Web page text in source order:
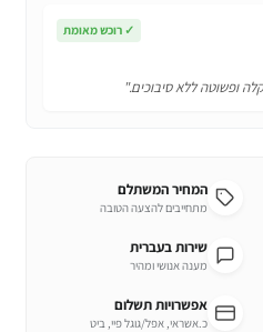
✓ רוכש מאומת
ופשוטה ללא סיבוכים."
המחיר המשתלם
מתחייבים להצעה הטובה
שירות בעברית
מענה אנושי ומהיר
אפשרויות תשלום
כ.אשראי, אפל/גוגל פיי, ביט